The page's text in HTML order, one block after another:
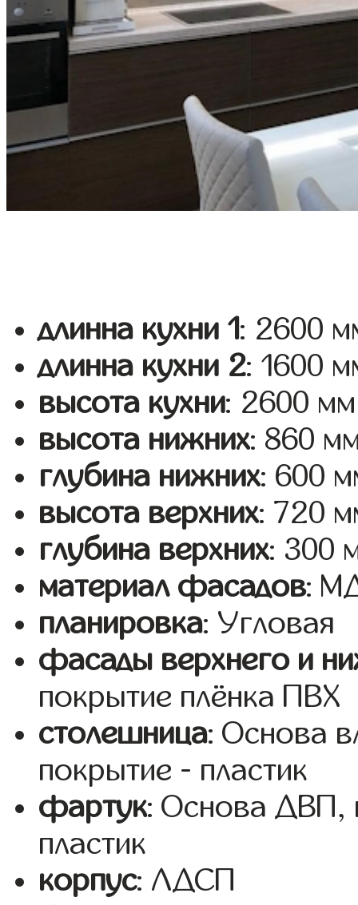
длинна кухни 1: 2600
длинна кухни 2: 1600
высота кухни: 2600 мм
высота нижних: 860
глубина нижних: 600
высота верхних: 720
глубина верхних: 300
материал фасадов:
планировка: Угловая
фасады верхнего и
покрытие плёнка ПВХ
столешница: Основа
покрытие - пластик
фартук: Основа ДВП,
пластик
корпус: ЛДСП